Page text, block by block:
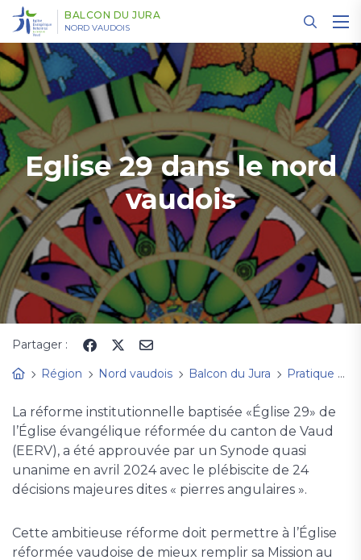
BALCON DU JURA
NORD VAUDOIS
Eglise 29 dans le nord
vaudois
Partager :
Région
Nord vaudois Balcon du Jura Pratique
La réforme institutionnelle baptisée «Église 29» de
l’Église évangélique réformée du canton de Vaud
(EERV), a été approuvée par un Synode quasi
unanime en avril 2024 avec le plébiscite de 24
décisions majeures dites « pierres angulaires ».
Cette ambitieuse réforme doit permettre à l’Église
réformée vaudoise de mieux remplir sa Mission au
Panneau de gestion des cookies